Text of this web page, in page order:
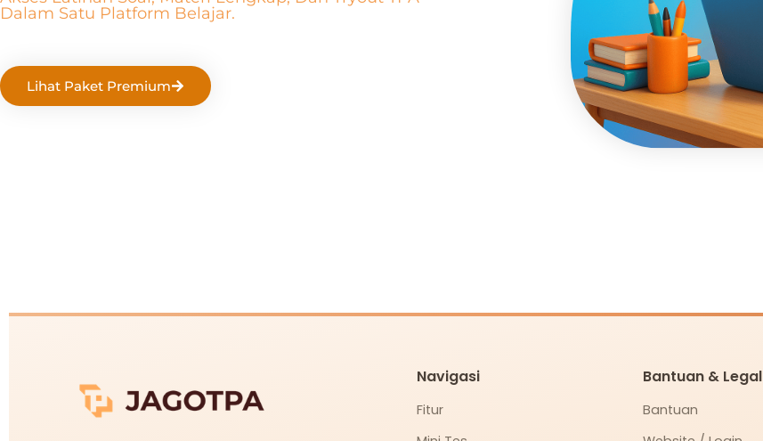
Dalam Satu Platform Belajar.
Lihat Paket Premium
Navigasi
Fitur
Bantuan & Legal
Bantuan